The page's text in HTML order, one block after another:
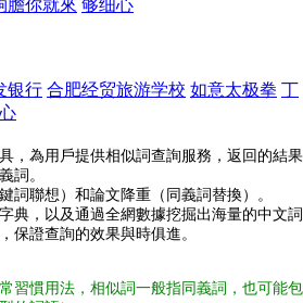
膽你就來 够细心
银行 合肥经贸旅游学校 如意太极拳 丁
，為用戶提供相似詞查詢服務，返回的結果
詞。
詞聯想）和論文降重（同義詞替換）。
典，以及通過全網數據挖掘出海量的中文詞
保證查詢的效果與時俱進。
習慣用法，相似詞一般指同義詞，也可能包